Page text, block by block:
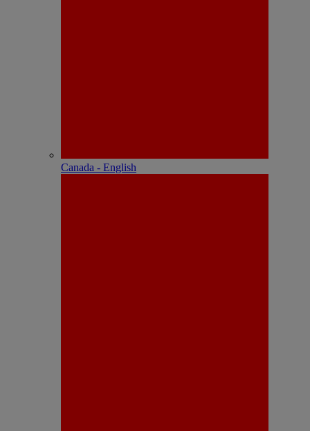
Canada - English